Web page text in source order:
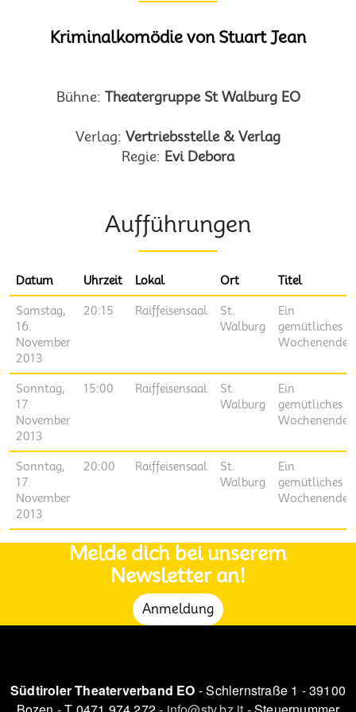
Kriminalkomödie von Stuart Jean
Bühne: Theatergruppe St Walburg EO
Verlag: Vertriebsstelle & Verlag
Regie: Evi Debora
Aufführungen
Datum Uhrzeit Lokal Ort Titel
Samstag,
16.
November
2013
20:15 Raiffeisensaal
St.
Walburg
Ein
gemütliches
Wochenende
Sonntag,
17.
November
2013
15:00 Raiffeisensaal
St.
Walburg
Ein
gemütliches
Wochenende
Sonntag,
17.
November
2013
20:00 Raiffeisensaal
St.
Walburg
Ein
gemütliches
Wochenende
Melde dich bei unserem
Newsletter an!
Anmeldung
Südtiroler Theaterverband EO - Schlernstraße 1 - 39100